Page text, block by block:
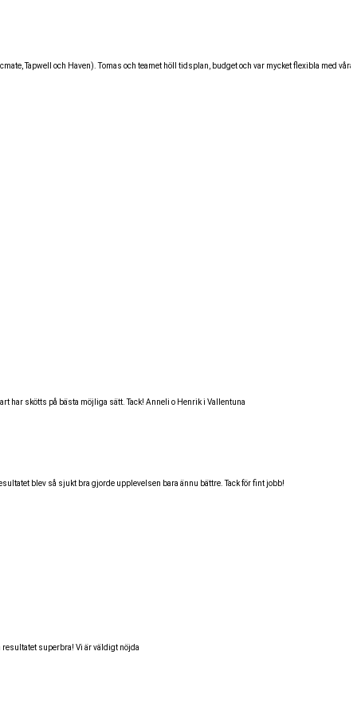
Tapwell och Haven). Tomas och teamet höll tidsplan, budget och var mycket flexibla med våra
har skötts på bästa möjliga sätt. Tack! Anneli o Henrik i Vallentuna
blev så sjukt bra gjorde upplevelsen bara ännu bättre. Tack för fint jobb!
superbra! Vi är väldigt nöjda